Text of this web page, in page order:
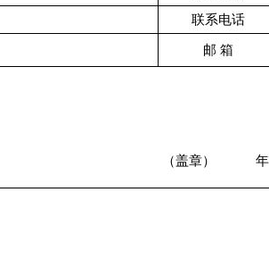
联系电话
邮 箱
（盖章） 年